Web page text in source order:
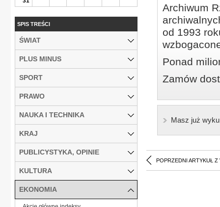
Archiwum
od 1993
Ponad
Zamów
Masz już
POPRZEDNI ARTYKUŁ Z
SPIS TREŚCI
ŚWIAT
PLUS MINUS
SPORT
PRAWO
NAUKA I TECHNIKA
KRAJ
PUBLICYSTYKA, OPINIE
KULTURA
EKONOMIA